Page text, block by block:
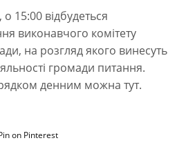
15:00 відбудеться
виконавчого комітету
на розгляд якого винесуть
громади питання.
денним можна тут.